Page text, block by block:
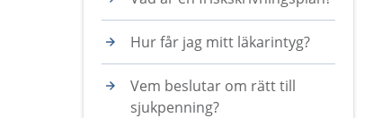
Hur får jag mitt läkarintyg?
Vem beslutar om rätt till
sjukpenning?